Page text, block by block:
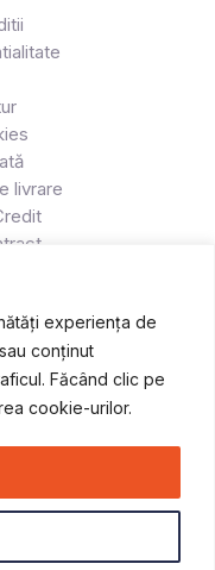
experiența de
conținut
Făcând clic pe
cookie-urilor.
livrare
- Race